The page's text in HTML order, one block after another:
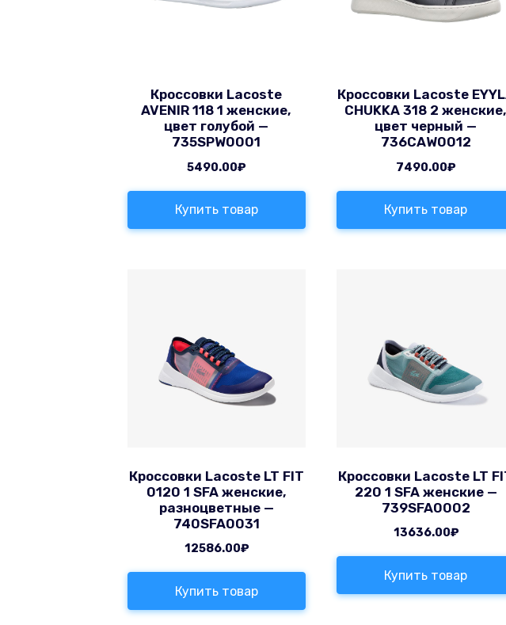
Кроссовки Lacoste
AVENIR 118 1 женские,
цвет голубой —
735SPW0001
5490.00₽
Купить товар
Кроссовки Lacoste
CHUKKA 318 2 женские,
цвет черный —
736CAW0012
7490.00₽
Купить товар
Кроссовки Lacoste LT FIT
0120 1 SFA женские,
разноцветные —
740SFA0031
12586.00₽
Купить товар
Кроссовки Lacoste LT
220 1 SFA женские —
739SFA0002
13636.00₽
Купить товар